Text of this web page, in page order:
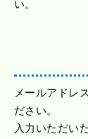
い。
メールアドレ
ださい。
入力いただい